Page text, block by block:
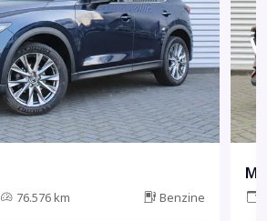
76.576 km Benzine